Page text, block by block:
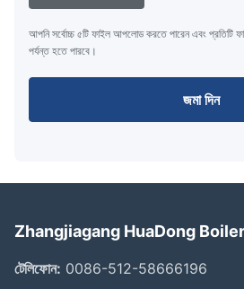
আপনি সর্বোচ্চ ৫টি ফাইল আপলোড করতে পারেন এবং
পর্যন্ত হতে পারবে।
জমা দিন
Zhangjiagang HuaDong
টেলিফোন: 0086-512-58666196